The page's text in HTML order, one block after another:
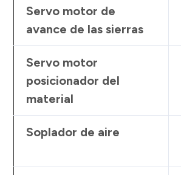
Servo motor de
avance de las sierras
Servo motor
posicionador del
material
Soplador de aire